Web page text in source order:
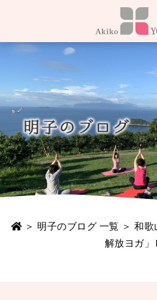
＞ 明子のブログ 一覧 ＞ 和
解放ヨガ」